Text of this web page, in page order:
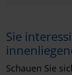
Sie
Schauen Sie